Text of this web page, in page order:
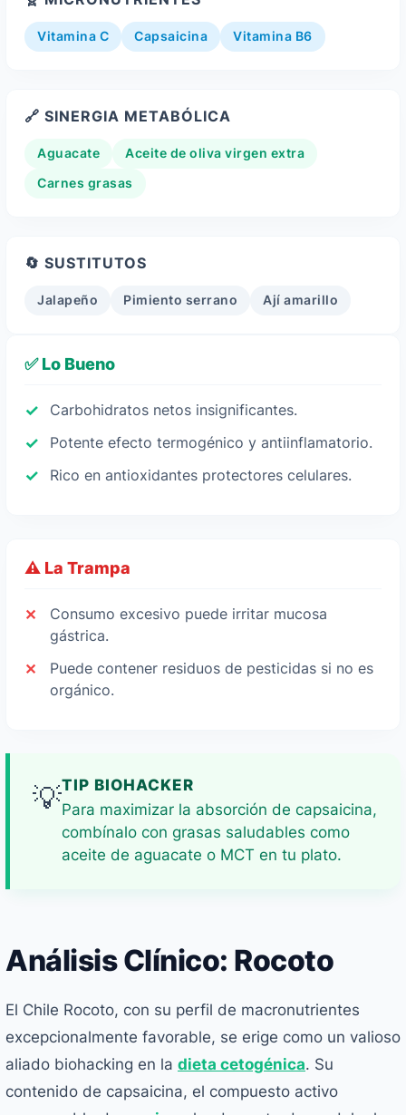
Vitamina C Capsaicina Vitamina B6
🔗 SINERGIA METABÓLICA
Aguacate Aceite de oliva virgen extra
Carnes grasas
🔄 SUSTITUTOS
Jalapeño Pimiento serrano Ají amarillo
✅ Lo Bueno
Carbohidratos netos insignificantes.
Potente efecto termogénico y antiinflamatorio.
Rico en antioxidantes protectores celulares.
⚠️ La Trampa
Consumo excesivo puede irritar mucosa
gástrica.
Puede contener residuos de pesticidas si no es
orgánico.
💡TIP BIOHACKER
Para maximizar la absorción de capsaicina,
combínalo con grasas saludables como
aceite de aguacate o MCT en tu plato.
Análisis Clínico: Rocoto
El Chile Rocoto, con su perfil de macronutrientes
excepcionalmente favorable, se erige como un valioso
aliado biohacking en la dieta cetogénica. Su
contenido de capsaicina, el compuesto activo